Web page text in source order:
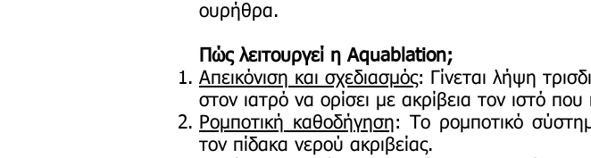
ουρήθρα.
Πώς λειτουργεί η Aquablation;
Απεικόνιση και σχεδιασμός: Γίνεται λήψη
στον ιατρό να ορίσει με ακρίβεια τον ιστό
Ρομποτική καθοδήγηση: Το ρομποτικό
τον πίδακα νερού ακριβείας.